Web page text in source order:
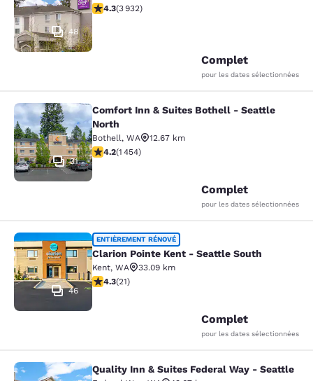
48
4.32 étoiles. Excellent. 3932 commentaires
4.3(3 932)
Complet
pour les dates sélectionnées
Comfort Inn & Suites Bothell -
31
Comfort Inn & Suites Bothell - Seattle
North
Bothell, WA
12.67 km
4.17 étoiles. Très Bien. 1454 commentaires
4.2(1 454)
Complet
pour les dates sélectionnées
Clarion Pointe Kent - Seattle South
46
ENTIÈREMENT RÉNOVÉ
Clarion Pointe Kent - Seattle South
Kent, WA
33.09 km
4.33 étoiles. Excellent. 21 commentaires
4.3(21)
Complet
pour les dates sélectionnées
Quality Inn & Suites Federal Way -
Quality Inn & Suites Federal Way - Seattle